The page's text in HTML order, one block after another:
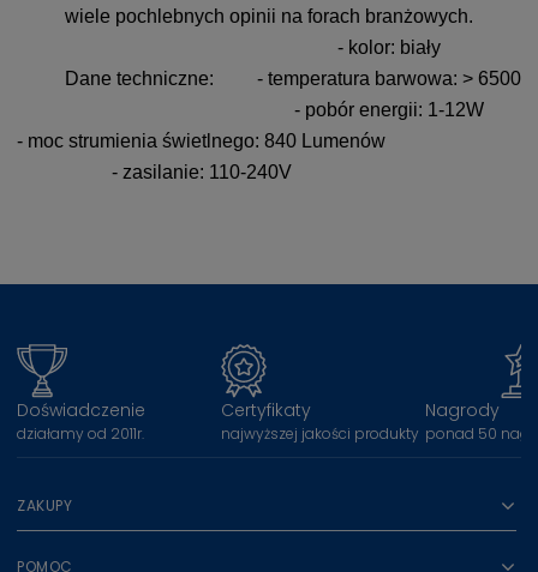
wiele pochlebnych opinii na forach branżowych.
Dane techniczne:
- kolor: biały
- temperatura barwowa: > 6500
- pobór energii: 1-12W
- moc strumienia świetlnego: 840 Lumenów
- zasilanie: 110-240V
Doświadczenie
działamy od 2011r.
Certyfikaty
najwyższej jakości produkty
Nagrody
ponad 50
ZAKUPY
POMOC